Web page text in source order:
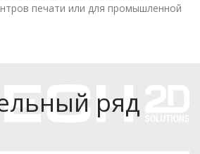
печати или для промышленной
ряд